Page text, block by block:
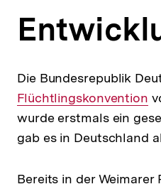
Die Bundesrepublik
Flüchtlingskonvention
wurde erstmals ein
gab es in Deutschland
Bereits in der